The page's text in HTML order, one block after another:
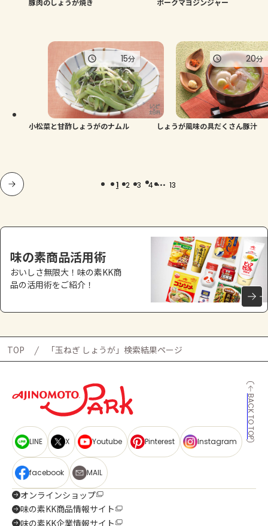
豚肉のしょうが焼き ポークマヨジンジャー
小松菜と甘酢しょうがのナムル
15分
しょうが風味の具だくさん豚汁
20分
1 2 3 4 ... 13
味の素商品活用術
おいしさ無限大！味の素KK商
品の活用術をご紹介！
TOP 「玉ねぎ しょうが」検索結果ページ
BACK TO TOP
LINE X Youtube Pinterest Instagram
facebook MAIL
オンラインショップ
味の素KK商品情報サイト
味の素KK企業情報サイト